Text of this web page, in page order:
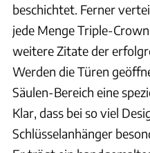
beschichtet. Ferner
jede Menge Triple-
weitere Zitate der
Werden die Türen
Säulen-Bereich eine
Klar, dass bei so viel
Schlüsselanhänger